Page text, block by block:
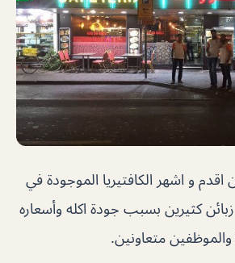
اقدم و اشهر الكافتيريا الموجودة في
كثيرين بسبب جودة اكله وأسعاره
متعاونين.